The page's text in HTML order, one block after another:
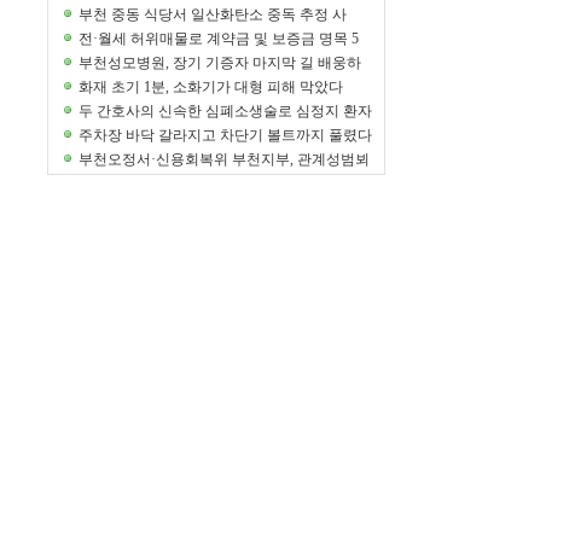
1000만원 기탁
부천 중동 식당서 일산화탄소 중독 추정 사
고… 직원 3명 병원 이송
전·월세 허위매물로 계약금 및 보증금 명목 5
억원 가로챈 일당 적발
부천성모병원, 장기 기증자 마지막 길 배웅하
며 생명나눔 사랑 되새기다
화재 초기 1분, 소화기가 대형 피해 막았다
두 간호사의 신속한 심폐소생술로 심정지 환자
생명 구해
주차장 바닥 갈라지고 차단기 볼트까지 풀렸다
부천오정서·신용회복위 부천지부, 관계성범뵈